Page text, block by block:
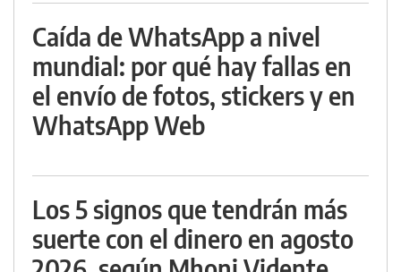
Caída de WhatsApp a nivel
mundial: por qué hay fallas en
el envío de fotos, stickers y en
WhatsApp Web
Los 5 signos que tendrán más
suerte con el dinero en agosto